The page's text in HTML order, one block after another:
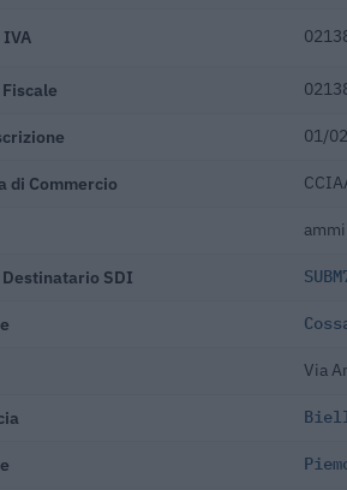
01/
di Commercio
Destinatario SDI
Via